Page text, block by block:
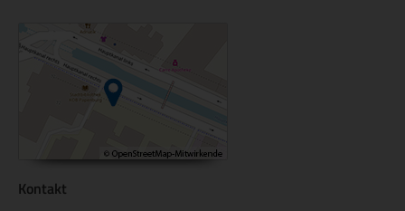
Kontakt